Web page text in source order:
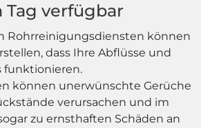
Tag verfügbar
Rohrreinigungsdiensten können
dass Ihre Abflüsse und
funktionieren.
können unerwünschte Gerüche
verursachen und im
zu ernsthaften Schäden an